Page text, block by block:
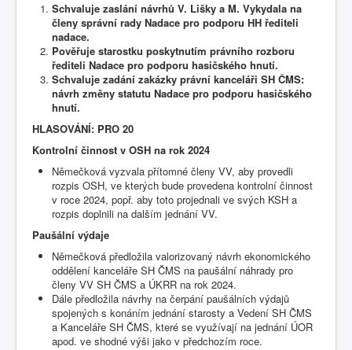
Schvaluje zaslání návrhů V. Lišky a M. Vykydala na
členy správní rady Nadace pro podporu HH řediteli
nadace.
Pověřuje starostku poskytnutím právního rozboru
řediteli Nadace pro podporu hasičského hnutí.
Schvaluje zadání zakázky právní kanceláři SH ČMS:
návrh změny statutu Nadace pro podporu hasičského
hnutí.
HLASOVÁNÍ: PRO 20
Kontrolní činnost v OSH na rok 2024
Němečková vyzvala přítomné členy VV, aby provedli
rozpis OSH, ve kterých bude provedena kontrolní činnost
v roce 2024, popř. aby toto projednali ve svých KSH a
rozpis doplnili na dalším jednání VV.
Paušální výdaje
Němečková předložila valorizovaný návrh ekonomického
oddělení kanceláře SH ČMS na paušální náhrady pro
členy VV SH ČMS a ÚKRR na rok 2024.
Dále předložila návrhy na čerpání paušálních výdajů
spojených s konáním jednání starosty a Vedení SH ČMS
a Kanceláře SH ČMS, které se využívají na jednání ÚOR
apod. ve shodné výši jako v předchozím roce.